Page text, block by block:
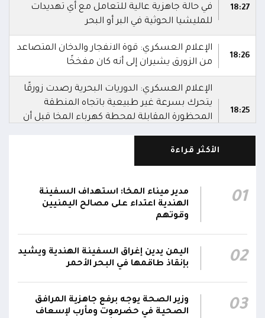
18:27
في حالة جاهزية عالية للتعامل مع أي تهديدات
للمليشيا الحوثية في البر أو البحر
18:26
الإعلام العسكري: قوة الانفجار والدخان المتصاعد
من الزورق يشيران إلى أنه كان مفخخًا
18:25
الإعلام العسكري: الدوريات البحرية رصدت زورقًا
يتحرك بسرعة غير طبيعية باتجاه المنطقة
المحظورة المقابلة لمحطة كهرباء المخا قبل أن
سفينة نفطية قبالة محطة كهرباء المخا باستخدام
زورق مفخخ
الكهرباء بالمخا
15:22
وزير الصحة: القصف الحوثي استهدف أحياءً سكنية
الأكثر قراءة
01
مدير ميناء المخا: استهداف السفينة
الهندية اعتداء على مصالح اليمنيين
وقوتهم
02
اليمن يدين إغراق السفينة الهندية ويشيد
بإنقاذ طاقمها في البحر الأحمر
03
وزير الصحة يوجه برفع جاهزية المرافق
الصحية في حضرموت ومأرب لإسعاف